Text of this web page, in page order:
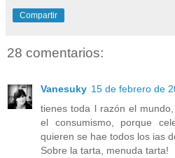
Compartir
28 comentarios:
Vanesuky 15 de febrero de
tienes toda l razón el
el consumismo, porque
quieren se hae todos los ias
Sobre la tarta, menuda tarta!